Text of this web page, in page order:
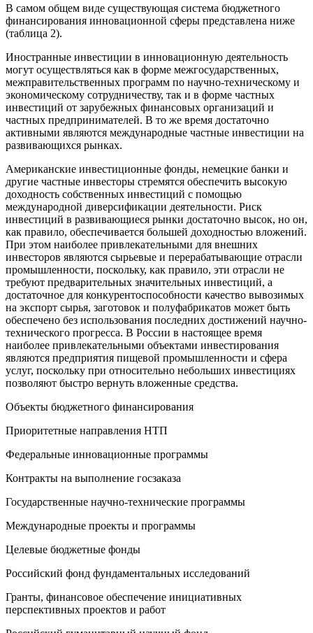
В самом общем виде существующая система бюджетного
финансирования инновационной сферы представлена ниже
(таблица 2).
Иностранные инвестиции в инновационную деятельность
могут осуществляться как в форме межгосударственных,
межправительственных программ по научно-техническому и
экономическому сотрудничеству, так и в форме частных
инвестиций от зарубежных финансовых организаций и
частных предпринимателей. В то же время достаточно
активными являются международные частные инвестиции на
развивающихся рынках.
Американские инвестиционные фонды, немецкие банки и
другие частные инвесторы стремятся обеспечить высокую
доходность собственных инвестиций с помощью
международной диверсификации деятельности. Риск
инвестиций в развивающиеся рынки достаточно высок, но он,
как правило, обеспечивается большей доходностью вложений.
При этом наиболее привлекательными для внешних
инвесторов являются сырьевые и перерабатывающие отрасли
промышленности, поскольку, как правило, эти отрасли не
требуют предварительных значительных инвестиций, а
достаточное для конкурентоспособности качество вывозимых
на экспорт сырья, заготовок и полуфабрикатов может быть
обеспечено без использования последних достижений научно-
технического прогресса. В России в настоящее время
наиболее привлекательными объектами инвестирования
являются предприятия пищевой промышленности и сфера
услуг, поскольку при относительно небольших инвестициях
позволяют быстро вернуть вложенные средства.
Объекты бюджетного финансирования
Приоритетные направления НТП
Федеральные инновационные программы
Контракты на выполнение госзаказа
Государственные научно-технические программы
Международные проекты и программы
Целевые бюджетные фонды
Российский фонд фундаментальных исследований
Гранты, финансовое обеспечение инициативных
перспективных проектов и работ